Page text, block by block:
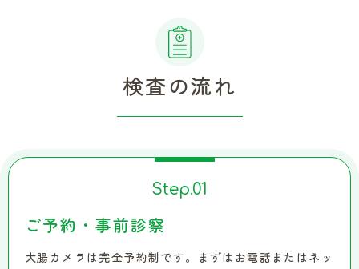
検査の流れ
Step.01
ご予約・事前診察
大腸カメラは完全予約制です。まずはお電話またはネッ